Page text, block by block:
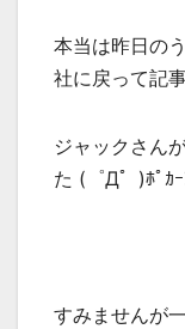
本当は昨日の
社に戻って記
ジャックさん
た (゜Д゜)ﾎﾟｶ
すみませんが